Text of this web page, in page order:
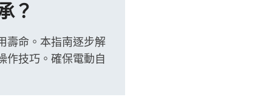
？
壽命。本指南逐步解
作技巧。確保電動自